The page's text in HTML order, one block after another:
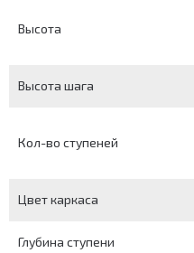
Высота
Высота шага
Кол-во ступеней
Цвет каркаса
Глубина ступени